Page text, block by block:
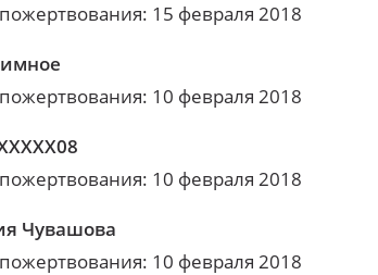
15 февраля 2018
10 февраля 2018
10 февраля 2018
Чувашова
10 февраля 2018